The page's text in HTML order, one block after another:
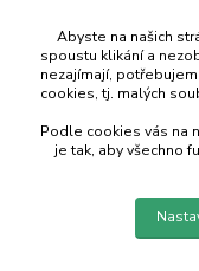
Duhový Ateliér Kroměříž
+420 734 258
Abyste na našich
spoustu klikání a
nezajímají,
cookies, tj. malých
Podle cookies vás na
je tak, aby všechno